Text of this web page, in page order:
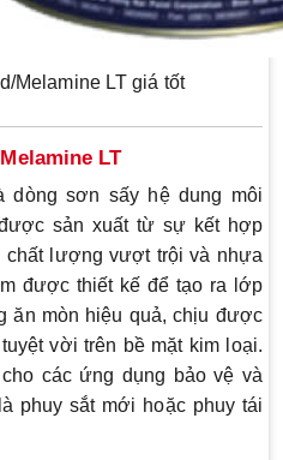
Melamine LT giá tốt
LT
dòng sơn sấy hệ dung môi
sản xuất từ sự kết hợp
chất lượng vượt trội và nhựa
được thiết kế để tạo ra lớp
ăn mòn hiệu quả, chịu được
vời trên bề mặt kim loại.
các ứng dụng bảo vệ và
phuy sắt mới hoặc phuy tái